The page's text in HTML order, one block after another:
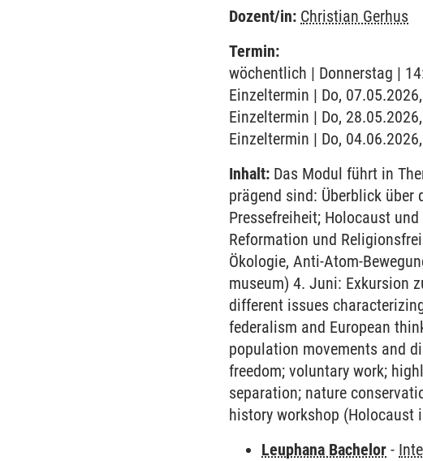
Dozent/in: Christian Gerhus
Termin:
wöchentlich | Donnerstag |
Einzeltermin | Do,
Einzeltermin | Do,
Einzeltermin | Do,
Inhalt: Das Modul führt in
prägend sind: Überblick über
Pressefreiheit; Holocaust
Reformation und
Ökologie, Anti-Atom-
museum) 4. Juni: Exkursion
different issues
federalism and European
population movements and
freedom; voluntary work;
separation; nature
history workshop (Holocaust
Leuphana Bachelor -